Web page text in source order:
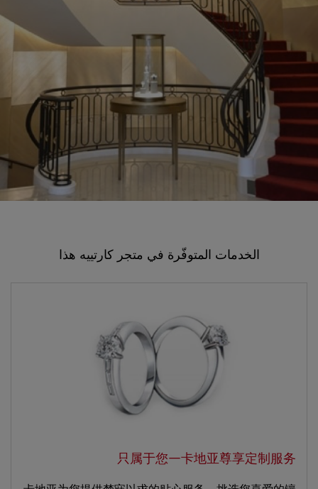
الخدمات المتوفّرة في متجر كارتييه هذا
只属于您—卡地亚尊享定制服务